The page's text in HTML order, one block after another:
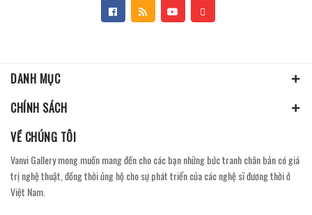
DANH MỤC
CHÍNH SÁCH
VỀ CHÚNG TÔI
Vanvi Gallery mong muốn mang đến cho các bạn những bức tranh chân bản có giá
trị nghệ thuật, đồng thời ủng hộ cho sự phát triển của các nghệ sĩ đương thời ở
Việt Nam.